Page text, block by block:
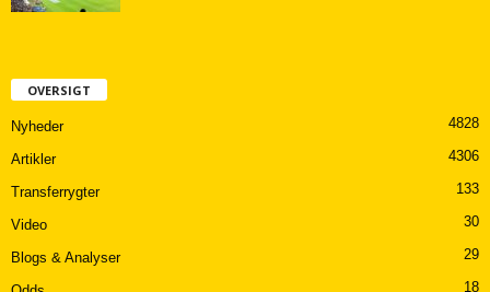
OVERSIGT
Nyheder 4828
Artikler 4306
Transferrygter 133
Video 30
Blogs & Analyser 29
18